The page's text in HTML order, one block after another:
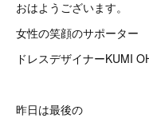
おはようございます。
女性の笑顔のサポーター
ドレスデザイナーKUMI
昨日は最後の